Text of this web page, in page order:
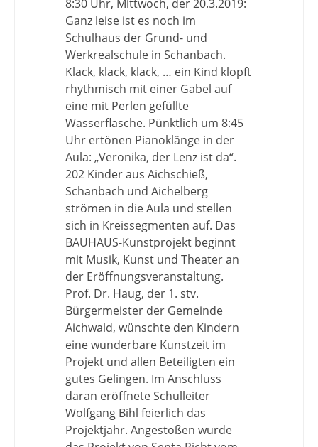
8:30 Uhr, Mittwoch, der 20.3.2019:
Ganz leise ist es noch im
Schulhaus der Grund- und
Werkrealschule in Schanbach.
Klack, klack, klack, … ein Kind klopft
rhythmisch mit einer Gabel auf
eine mit Perlen gefüllte
Wasserflasche. Pünktlich um 8:45
Uhr ertönen Pianoklänge in der
Aula: „Veronika, der Lenz ist da“.
202 Kinder aus Aichschieß,
Schanbach und Aichelberg
strömen in die Aula und stellen
sich in Kreissegmenten auf. Das
BAUHAUS-Kunstprojekt beginnt
mit Musik, Kunst und Theater an
der Eröffnungsveranstaltung.
Prof. Dr. Haug, der 1. stv.
Bürgermeister der Gemeinde
Aichwald, wünschte den Kindern
eine wunderbare Kunstzeit im
Projekt und allen Beteiligten ein
gutes Gelingen. Im Anschluss
daran eröffnete Schulleiter
Wolfgang Bihl feierlich das
Projektjahr. Angestoßen wurde